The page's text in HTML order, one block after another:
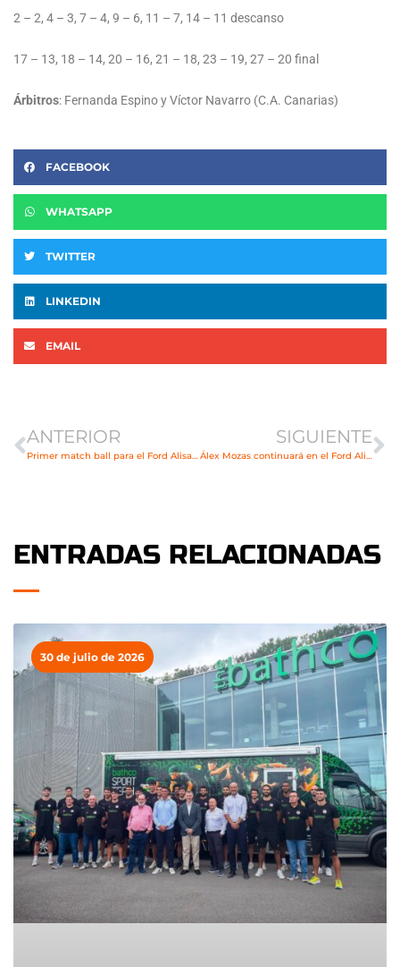
2 – 2, 4 – 3, 7 – 4, 9 – 6, 11 – 7, 14 – 11 descanso
17 – 13, 18 – 14, 20 – 16, 21 – 18, 23 – 19, 27 – 20 final
Árbitros: Fernanda Espino y Víctor Navarro (C.A. Canarias)
FACEBOOK
WHATSAPP
TWITTER
LINKEDIN
EMAIL
ANTERIOR
Primer match ball para el Ford Alisauto BM Torrelavega
SIGUIENTE
Álex Mozas continuará en el Ford Alisauto BM Torrelavega
ENTRADAS RELACIONADAS
30 de julio de 2026